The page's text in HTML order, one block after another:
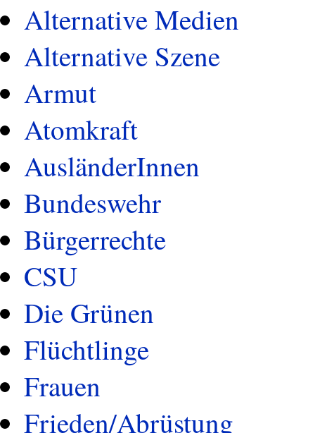
Alternative Medien
Alternative Szene
Armut
Atomkraft
AusländerInnen
Bundeswehr
Bürgerrechte
CSU
Die Grünen
Flüchtlinge
Frauen
Frieden/Abrüstung